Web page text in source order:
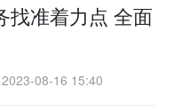
论
找准着力点 全面
08-16 15:40